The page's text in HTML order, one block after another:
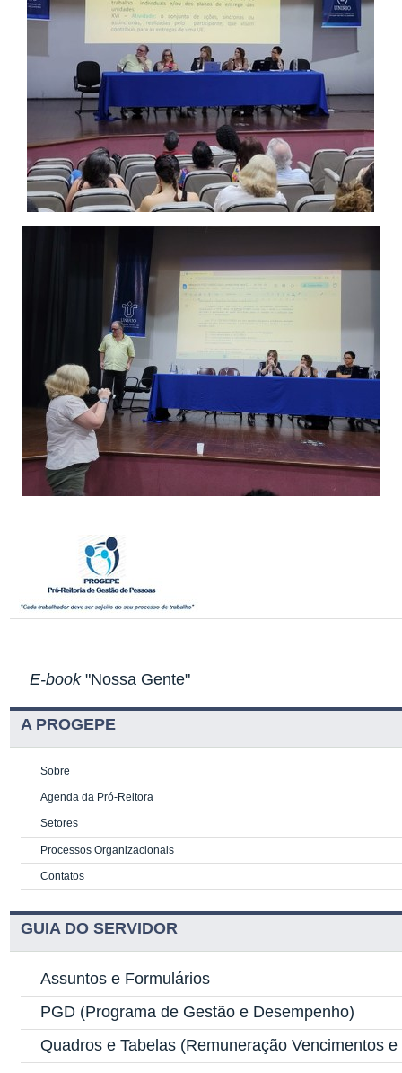
E-book"Nossa Gente"
A PROGEPE
Sobre
Agenda da Pró-Reitora
Setores
Processos Organizacionais
Contatos
GUIA DO SERVIDOR
Assuntos e Formulários
PGD (Programa de Gestão e Desempenho)
Quadros e Tabelas (Remuneração Vencimentos